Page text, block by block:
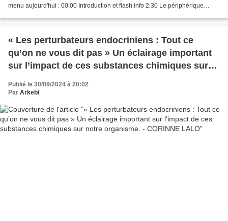
menu aujourd'hui : 00:00 Introduction et flash info 2:30 Le périphérique
« Les perturbateurs endocriniens : Tout ce
qu’on ne vous dit pas » Un éclairage important
sur l’impact de ces substances chimiques sur
Publié le 30/09/2024 à 20:02
Par Arkebi